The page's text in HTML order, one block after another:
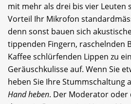
mit mehr als drei bis vier Leuten
Vorteil Ihr Mikrofon
denn sonst bauen sich
tippenden Fingern, raschelnden
Kaffee schlürfenden Lippen zu
Geräuschkulisse auf. Wenn Sie
heben Sie Ihre Stummschaltung
Hand heben. Der Moderator